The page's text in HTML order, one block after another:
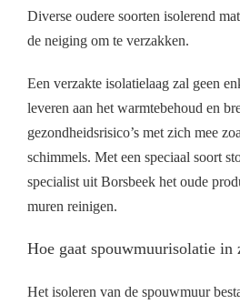
Diverse oudere soorten isolerend
de neiging om te verzakken.
Een verzakte isolatielaag zal geen
leveren aan het warmtebehoud en
gezondheidsrisico’s met zich mee
schimmels. Met een speciaal soort
specialist uit Borsbeek het oude
muren reinigen.
Hoe gaat spouwmuurisolatie in
Het isoleren van de spouwmuur